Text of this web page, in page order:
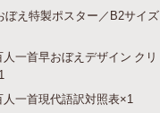
ぼえ特製ポスター／B2サイズ
人一首早おぼえデザイン クリ
人一首現代語訳対照表×1